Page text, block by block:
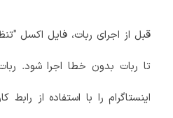
قبل از اجرای ربات، فایل اکسل
تا ربات بدون خطا اجرا شود.
اینستاگرام را با استفاده از